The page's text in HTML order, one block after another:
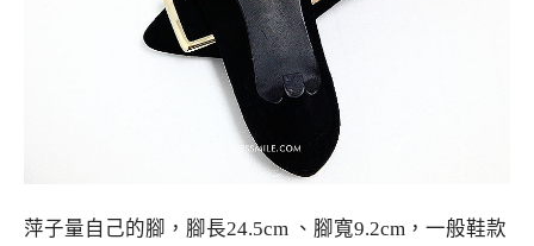
萍子量自己的腳，腳長24.5cm 、腳寬9.2cm，一般鞋款